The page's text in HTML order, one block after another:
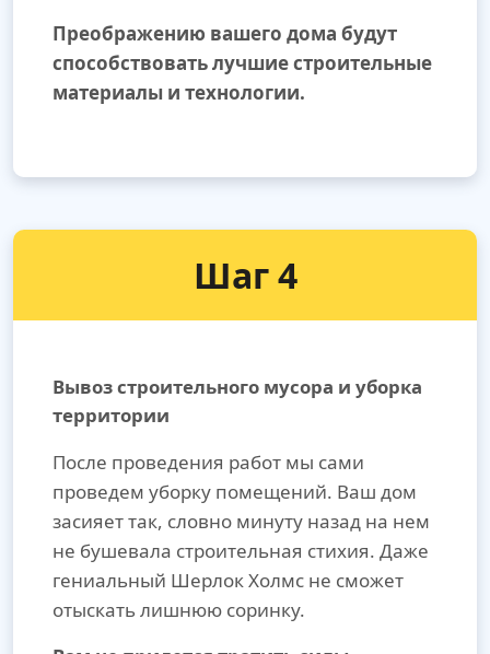
Преображению вашего дома будут
способствовать лучшие строительные
материалы и технологии.
Шаг 4
Вывоз строительного мусора и уборка
территории
После проведения работ мы сами
проведем уборку помещений. Ваш дом
засияет так, словно минуту назад на нем
не бушевала строительная стихия. Даже
гениальный Шерлок Холмс не сможет
отыскать лишнюю соринку.